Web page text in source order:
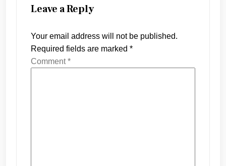
Leave a Reply
Your email address will not be published.
Required fields are marked *
Comment*